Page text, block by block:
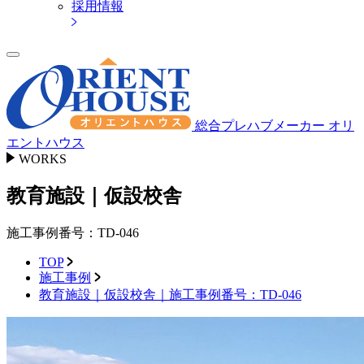
採用情報
総合プレハブメーカー オリ
エントハウス
WORKS
教育施設｜仮設校舎
施工事例番号：TD-046
TOP
施工事例
教育施設｜仮設校舎｜施工事例番号：TD-046